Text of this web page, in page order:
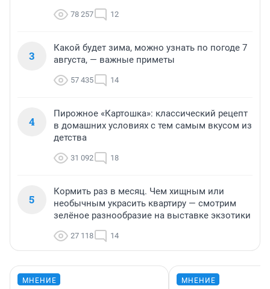
78 257 12
3
Какой будет зима, можно узнать по погоде 7
августа, — важные приметы
57 435 14
4
Пирожное «Картошка»: классический рецепт
в домашних условиях с тем самым вкусом из
детства
31 092 18
5
Кормить раз в месяц. Чем хищным или
необычным украсить квартиру — смотрим
зелёное разнообразие на выставке экзотики
27 118 14
МНЕНИЕ МНЕНИЕ